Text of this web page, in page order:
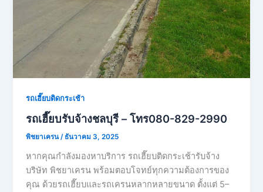
รถเฮี๊ยบติดกระเช้า
รถเฮี๊ยบรับจ้างชลบุรี – โทร080-829-2990
พิชยาเครน/ ธันวาคม 3, 2025
หากคุณกำลังมองหาบริการ รถเฮี๊ยบติดกระเช้ารับจ้าง
บริษัท พิชยาเครน พร้อมตอบโจทย์ทุกความต้องการของ
คุณ ด้วยรถเฮี๊ยบและรถเครนหลากหลายขนาด ตั้งแต่ 5–